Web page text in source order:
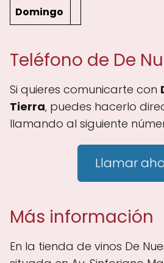
Domingo
Teléfono de De
Si quieres comunicarte con
Tierra, puedes hacerlo
llamando al siguiente
Llamar
Más información
En la tienda de vinos De